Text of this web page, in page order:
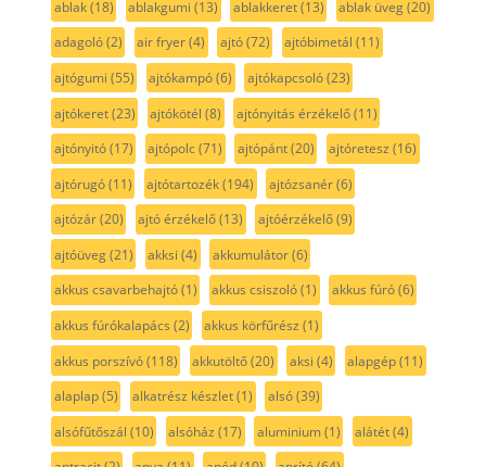
ablak(18) ablakgumi (13) ablakkeret(13) ablak üveg(20)
adagoló(2) air fryer(4) ajtó(72) ajtóbimetál (11)
ajtógumi (55) ajtókampó(6) ajtókapcsoló(23)
ajtókeret(23) ajtókötél (8) ajtónyitás érzékelő(11)
ajtónyitó(17) ajtópolc(71) ajtópánt(20) ajtóretesz (16)
ajtórugó(11) ajtótartozék(194) ajtózsanér(6)
ajtózár(20) ajtó érzékelő(13) ajtóérzékelő(9)
ajtóüveg(21) akksi (4) akkumulátor(6)
akkus csavarbehajtó(1) akkus csiszoló(1) akkus fúró(6)
akkus fúrókalapács (2) akkus körfűrész (1)
akkus porszívó(118) akkutöltő(20) aksi (4) alapgép(11)
alaplap(5) alkatrész készlet(1) alsó(39)
alsófűtőszál (10) alsóház (17) aluminium(1) alátét(4)